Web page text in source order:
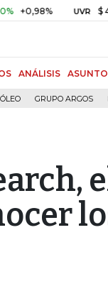
UVR $ 416,86
ANÁLISIS
GRUPO ARGOS